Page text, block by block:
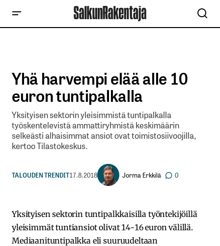
Yhä harvempi elää alle 10
euron tuntipalkalla
Yksityisen sektorin yleisimmistä tuntipalkalla
työskentelevistä ammattiryhmistä keskimäärin
selkeästi alhaisimmat ansiot ovat toimistosiivoojilla,
kertoo Tilastokeskus.
TALOUDEN TRENDIT17.8.2018 Jorma Erkkilä 0
Yksityisen sektorin tuntipalkkaisilla työntekijöillä
yleisimmät tuntiansiot olivat 14-16 euron välillä.
Mediaanituntipalkka eli suuruudeltaan